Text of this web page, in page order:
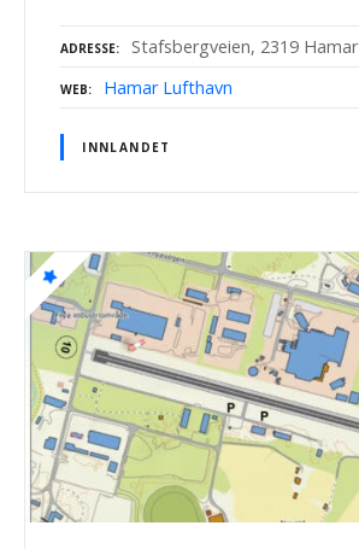
ADRESSE Stafsbergveien, 2319 Hamar
WEB Hamar Lufthavn
INNLANDET